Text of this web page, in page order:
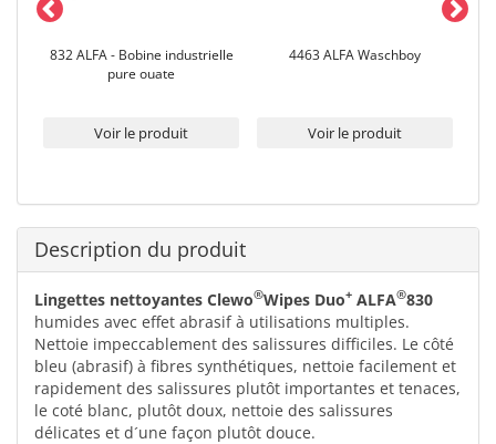
832 ALFA - Bobine industrielle
pure ouate
Voir le produit
4463 ALFA Waschboy
Voir le produit
Description du produit
Lingettes nettoyantes Clewo®Wipes Duo+ ALFA®830
humides avec effet abrasif à utilisations multiples.
Nettoie impeccablement des salissures difficiles. Le côté
bleu (abrasif) à fibres synthétiques, nettoie facilement et
rapidement des salissures plutôt importantes et tenaces,
le coté blanc, plutôt doux, nettoie des salissures
délicates et d´une façon plutôt douce.